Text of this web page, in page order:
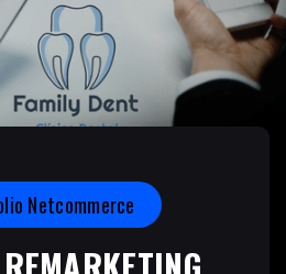
Netcommerce